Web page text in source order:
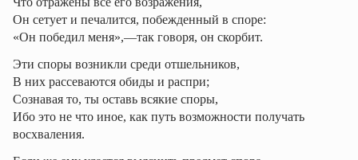
Он сетует и печалится, побежденный в споре:
«Он победил меня»,—так говоря, он скорбит.
Эти споры возникли среди отшельников,
В них рассеваются обиды и распри;
Сознавая то, ты оставь всякие споры,
Ибо это не что иное, как путь возможности получать
восхваления.